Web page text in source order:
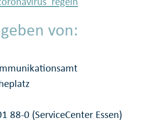
von:
88-0 (ServiceCenter Essen)